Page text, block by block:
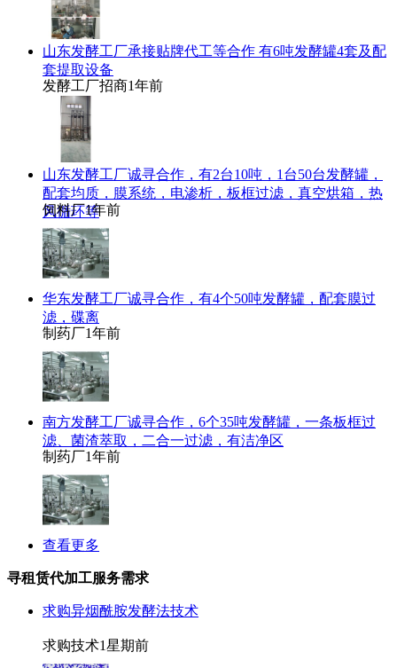
山东发酵工厂承接贴牌代工等合作 有6吨发酵罐4套及配
套提取设备
发酵工厂招商1年前
山东发酵工厂诚寻合作，有2台10吨，1台50台发酵罐，
配套均质，膜系统，电渗析，板框过滤，真空烘箱，热
风循环等
饲料厂1年前
华东发酵工厂诚寻合作，有4个50吨发酵罐，配套膜过
滤，碟离
制药厂1年前
南方发酵工厂诚寻合作，6个35吨发酵罐，一条板框过
滤、菌渣萃取，二合一过滤，有洁净区
制药厂1年前
查看更多
寻租赁代加工服务需求
求购异烟酰胺发酵法技术
求购技术1星期前